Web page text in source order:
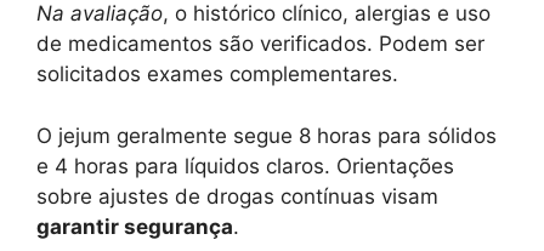
Na avaliação, o histórico clínico, alergias e uso
de medicamentos são verificados. Podem ser
solicitados exames complementares.
O jejum geralmente segue 8 horas para sólidos
e 4 horas para líquidos claros. Orientações
sobre ajustes de drogas contínuas visam
garantir segurança.